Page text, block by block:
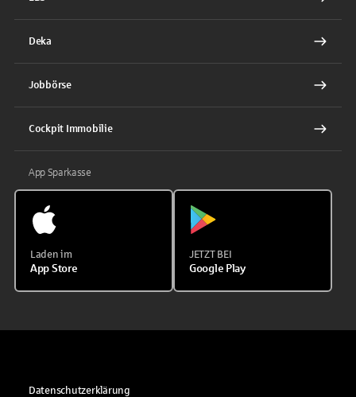
Deka
Jobbörse
Cockpit Immobilie
App Sparkasse
Laden im
App Store
JETZT BEI
Google Play
Datenschutzerklärung